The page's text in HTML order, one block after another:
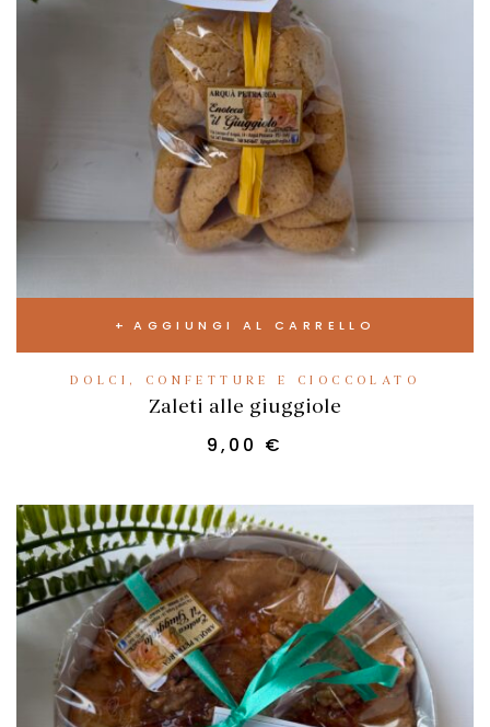
AGGIUNGI AL CARRELLO
DOLCI, CONFETTURE E CIOCCOLATO
Zaleti alle giuggiole
9,00 €